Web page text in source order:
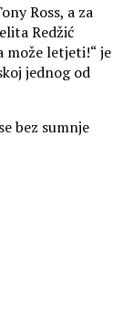
Ross, a za
Redžić
može letjeti!“ je
jednog od
bez sumnje